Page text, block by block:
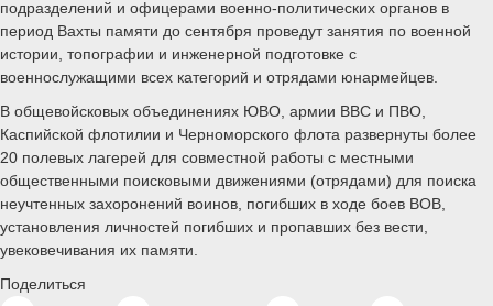
подразделений и офицерами военно-политических органов в
период Вахты памяти до сентября проведут занятия по военной
истории, топографии и инженерной подготовке с
военнослужащими всех категорий и отрядами юнармейцев.
В общевойсковых объединениях ЮВО, армии ВВС и ПВО,
Каспийской флотилии и Черноморского флота развернуты более
20 полевых лагерей для совместной работы с местными
общественными поисковыми движениями (отрядами) для поиска
неучтенных захоронений воинов, погибших в ходе боев ВОВ,
установления личностей погибших и пропавших без вести,
увековечивания их памяти.
Поделиться